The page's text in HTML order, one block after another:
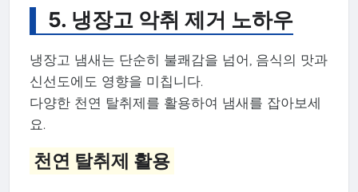
5. 냉장고 악취 제거 노하우
냉장고 냄새는 단순히 불쾌감을 넘어, 음식의 맛과
신선도에도 영향을 미칩니다.
다양한 천연 탈취제를 활용하여 냄새를 잡아보세
요.
천연 탈취제 활용